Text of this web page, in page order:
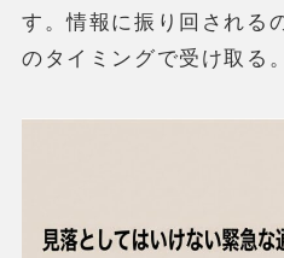
す。情報に振り回される
のタイミングで受け取る。